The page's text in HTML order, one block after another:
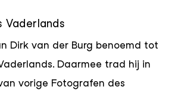
Vaderlands
Dirk van der Burg benoemd tot
Daarmee trad hij in
vorige Fotografen des